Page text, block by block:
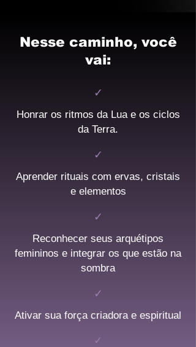
Nesse caminho, você
vai:
✓
Honrar os ritmos da Lua e os ciclos
da Terra.
✓
Aprender rituais com ervas, cristais
e elementos
✓
Reconhecer seus arquétipos
femininos e integrar os que estão na
sombra
✓
Ativar sua força criadora e espiritual
✓